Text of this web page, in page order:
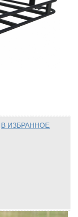
В ИЗБРАННОЕ